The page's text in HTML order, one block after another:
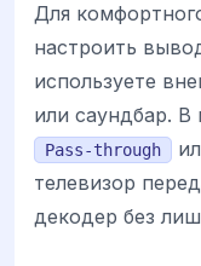
Для
настроить
используете
или саундбар.
Pass-through
телевизор
декодер без